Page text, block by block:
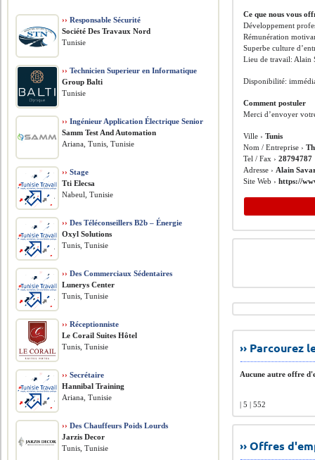
Ce que nous vous
Développement
Rémunération
Superbe culture
Lieu de travail: Alain
Disponibilité:
Comment postuler
Merci d’envoyer
Ville ›Tunis
Nom / Entreprise ›
Tel / Fax ›28794787
Adresse › Alain
Site Web ›https://
››
Aucune autre offre
| 5 | 552
›› Offres
›› Responsable Sécurité
Société Des Travaux Nord
Tunisie
›› Technicien Superieur en Informatique
Group Balti
Tunisie
›› Ingénieur Application Électrique Senior
Samm Test And Automation
Ariana, Tunis, Tunisie
›› Stage
Tti Elecsa
Nabeul, Tunisie
›› Des Téléconseillers B2b – Énergie
Oxyl Solutions
Tunis, Tunisie
›› Des Commerciaux Sédentaires
Lunerys Center
Tunis, Tunisie
›› Réceptionniste
Le Corail Suites Hôtel
Tunis, Tunisie
›› Secrétaire
Hannibal Training
Ariana, Tunisie
›› Des Chauffeurs Poids Lourds
Jarzis Decor
Tunis, Tunisie